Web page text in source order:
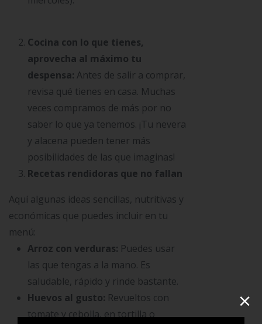
Cocina con lo que tienes,
aprovecha al máximo tu
despensa: Antes de salir a comprar,
revisa qué tienes en casa. Muchas
veces compramos de más por no
saber lo que ya tenemos. ¡Tu nevera
y alacena pueden tener más
posibilidades de las que imaginas!
Recetas rendidoras que no fallan
Aquí algunas ideas sencillas, nutritivas y
económicas que puedes incluir en tu
menú:
Arroz con verduras: Puedes usar
las que tengas a la mano. Es
saludable, rápido y rinde bastante.
Huevos al gusto: Revueltos con
tomate y cebolla, en tortilla o
×